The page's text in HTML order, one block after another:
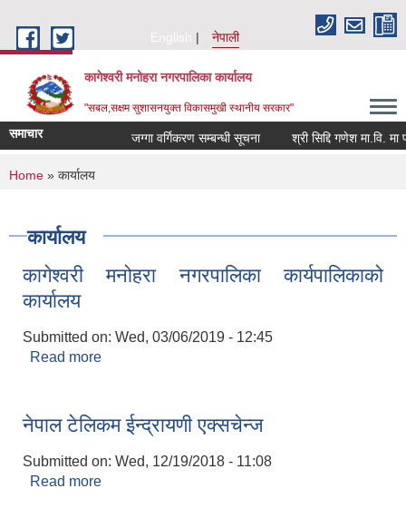
English
नेपाली
कागेश्वरी मनोहरा नगरपालिका कार्यालय
"सबल,सक्षम सुशासनयुक्त विकासमुखी स्थानीय सरकार"
समाचार जग्गा वर्गिकरण सम्बन्धी सूचना श्री सिद्दि गणेश मा.वि. मा
You are here
Home » कार्यालय
कार्यालय
कागेश्वरी मनोहरा नगरपालिका कार्यपालिकाको
कार्यालय
Submitted on: Wed, 03/06/2019 - 12:45
Read more
नेपाल टेलिकम ईन्द्रायणी एक्सचेन्ज
Submitted on: Wed, 12/19/2018 - 11:08
Read more